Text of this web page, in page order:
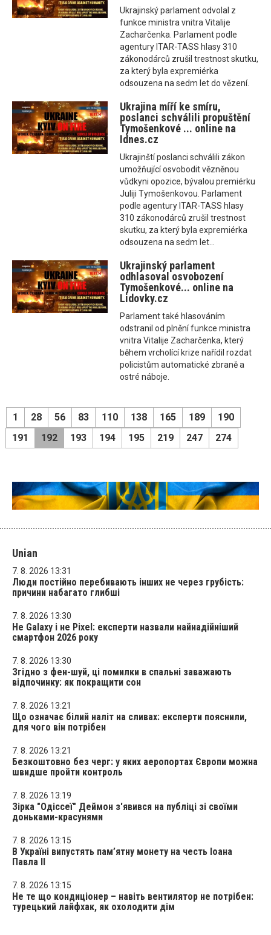
Ukrajinský parlament odvolal z
funkce ministra vnitra Vitalije
Zacharčenka. Parlament podle
agentury ITAR-TASS hlasy 310
zákonodárců zrušil trestnost skutku,
za který byla expremiérka
odsouzena na sedm let do vězení.
Ukrajina míří ke smíru,
poslanci schválili propuštění
Tymošenkové ... online na
Idnes.cz
Ukrajinští poslanci schválili zákon
umožňující osvobodit vězněnou
vůdkyni opozice, bývalou premiérku
Juliji Tymošenkovou. Parlament
podle agentury ITAR-TASS hlasy
310 zákonodárců zrušil trestnost
skutku, za který byla expremiérka
odsouzena na sedm let...
Ukrajinský parlament
odhlasoval osvobození
Tymošenkové... online na
Lidovky.cz
Parlament také hlasováním
odstranil od plnění funkce ministra
vnitra Vitalije Zacharčenka, který
během vrcholící krize nařídil rozdat
policistům automatické zbraně a
ostré náboje.
1 28 56 83 110 138 165 189
190
191
192 193 194 195 219 247 274
Unian
7. 8. 2026 13:31
Люди постійно перебивають інших не через грубість:
причини набагато глибші
7. 8. 2026 13:30
Не Galaxy і не Pixel: експерти назвали найнадійніший
смартфон 2026 року
7. 8. 2026 13:30
Згідно з фен-шуй, ці помилки в спальні заважають
відпочинку: як покращити сон
7. 8. 2026 13:21
Що означає білий наліт на сливах: експерти пояснили,
для чого він потрібен
7. 8. 2026 13:21
Безкоштовно без черг: у яких аеропортах Європи можна
швидше пройти контроль
7. 8. 2026 13:19
Зірка "Одіссеї" Деймон з'явився на публіці зі своїми
доньками-красунями
7. 8. 2026 13:15
В Україні випустять пам’ятну монету на честь Іоана
Павла II
7. 8. 2026 13:15
Не те що кондиціонер – навіть вентилятор не потрібен:
турецький лайфхак, як охолодити дім